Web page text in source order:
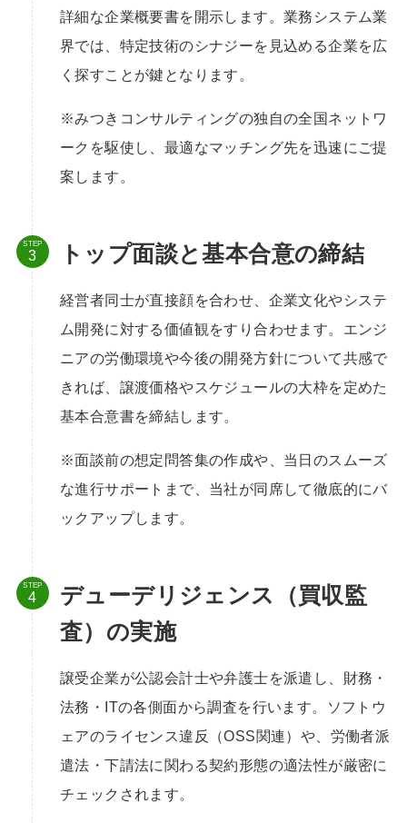
詳細な企業概要書を開示します。業務システム業
界では、特定技術のシナジーを見込める企業を広
く探すことが鍵となります。
※みつきコンサルティングの独自の全国ネットワ
ークを駆使し、最適なマッチング先を迅速にご提
案します。
STEP トップ面談と基本合意の締結
経営者同士が直接顔を合わせ、企業文化やシステ
ム開発に対する価値観をすり合わせます。エンジ
ニアの労働環境や今後の開発方針について共感で
きれば、譲渡価格やスケジュールの大枠を定めた
基本合意書を締結します。
※面談前の想定問答集の作成や、当日のスムーズ
な進行サポートまで、当社が同席して徹底的にバ
ックアップします。
STEP
デューデリジェンス（買収監
査）の実施
譲受企業が公認会計士や弁護士を派遣し、財務・
法務・ITの各側面から調査を行います。ソフトウ
ェアのライセンス違反（OSS関連）や、労働者派
遣法・下請法に関わる契約形態の適法性が厳密に
チェックされます。